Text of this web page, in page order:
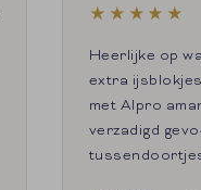
★ ★ ★ ★ ★
Heerlijke op
extra
met Alpro
verzadigd